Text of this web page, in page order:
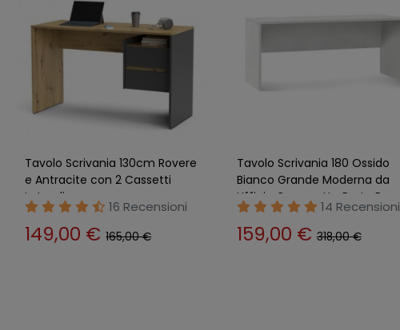
Tavolo Scrivania Angolare
180x170 Ossido Bianco Moderna
Angolo Ufficio Porta Pc
29 Recensioni
276,00 €527,50 €
Scrivania 90 Rovere Porta Pc
Salvaspazio con Ripiano
Estraibile Ufficio Consolle
38 Recensioni
92,89 €107,62 €